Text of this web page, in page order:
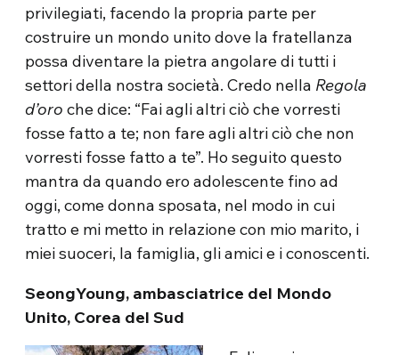
privilegiati, facendo la propria parte per
costruire un mondo unito dove la fratellanza
possa diventare la pietra angolare di tutti i
settori della nostra società. Credo nella Regola
d’oro che dice: “Fai agli altri ciò che vorresti
fosse fatto a te; non fare agli altri ciò che non
vorresti fosse fatto a te”. Ho seguito questo
mantra da quando ero adolescente fino ad
oggi, come donna sposata, nel modo in cui
tratto e mi metto in relazione con mio marito, i
miei suoceri, la famiglia, gli amici e i conoscenti.
SeongYoung, ambasciatrice del Mondo
Unito, Corea del Sud